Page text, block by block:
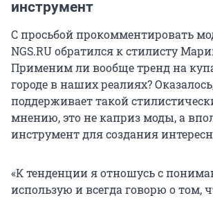
инструмент
С просьбой прокомментировать
NGS.RU обратился к стилисту
Применим ли вообще тренд на
городе в наших реалиях?
поддерживает такой
мнению, это не каприз моды, а
инструмент для создания
«К тенденции я отношусь с
использую и всегда говорю о том,